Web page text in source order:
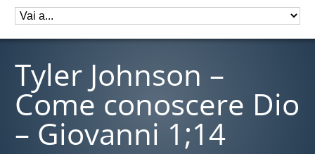
Tyler Johnson –
Come conoscere Dio
– Giovanni 1;14